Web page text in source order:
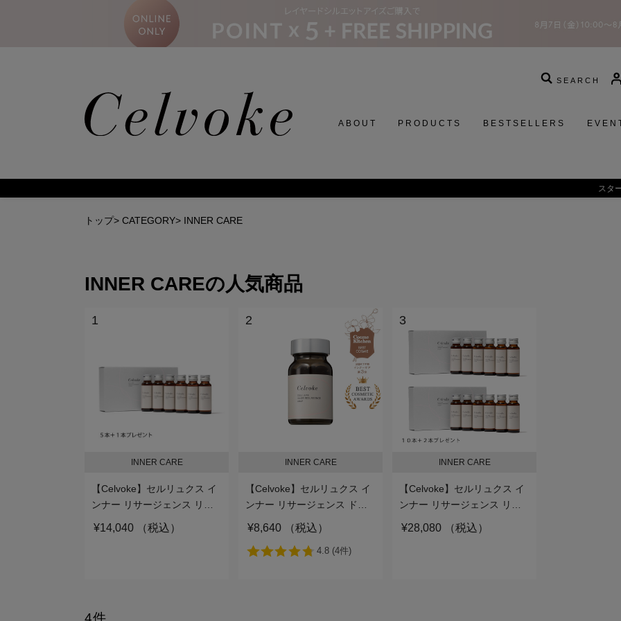
SEARCH
ABOUT PRODUCTS BESTSELLERS
トップ> CATEGORY> INNER CARE
INNER CAREの人気商品
1
INNER CARE
【Celvoke】セルリュクス イ
ンナー リサージェンス リキ
ッド 6本入り
¥14,040 （税込）
2
INNER CARE
【Celvoke】セルリュクス イ
ンナー リサージェンス ドロ
¥8,640 （税込）
3
INNER CARE
【Celvoke】セルリュクス イ
ンナー リサージェンス リキ
ッド (12本）
¥28,080 （税込）